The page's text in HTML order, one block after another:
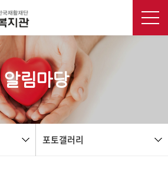
알림마당
포토갤러리